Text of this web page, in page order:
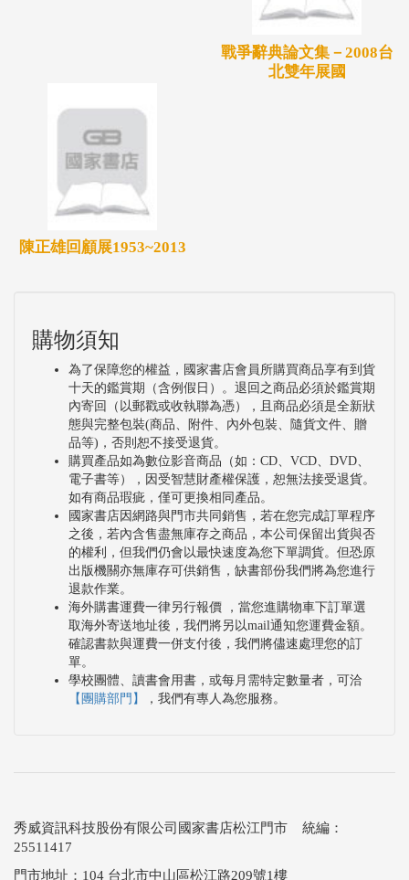
戰爭辭典論文集－2008台
北雙年展國
陳正雄回顧展1953~2013
購物須知
為了保障您的權益，國家書店會員所購買商品享有到貨
十天的鑑賞期（含例假日）。退回之商品必須於鑑賞期
內寄回（以郵戳或收執聯為憑），且商品必須是全新狀
態與完整包裝(商品、附件、內外包裝、隨貨文件、贈
品等)，否則恕不接受退貨。
購買產品如為數位影音商品（如：CD、VCD、DVD、
電子書等），因受智慧財產權保護，恕無法接受退貨。
如有商品瑕疵，僅可更換相同產品。
國家書店因網路與門市共同銷售，若在您完成訂單程序
之後，若內含售盡無庫存之商品，本公司保留出貨與否
的權利，但我們仍會以最快速度為您下單調貨。但恐原
出版機關亦無庫存可供銷售，缺書部份我們將為您進行
退款作業。
海外購書運費一律另行報價 ，當您進購物車下訂單選
取海外寄送地址後，我們將另以mail通知您運費金額。
確認書款與運費一併支付後，我們將儘速處理您的訂
單。
學校團體、讀書會用書，或每月需特定數量者，可洽
【團購部門】
，我們有專人為您服務。
秀威資訊科技股份有限公司國家書店松江門市 統編：
25511417
門市地址：104 台北市中山區松江路209號1樓